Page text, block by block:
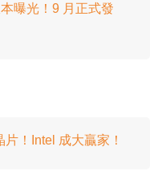
曝光！9 月正式發
！Intel 成大贏家！